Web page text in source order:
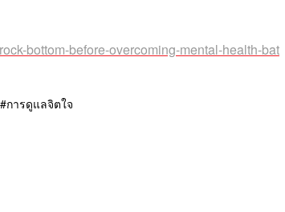
bottom-before-overcoming-mental-health-bat
การดูแลจิตใจ